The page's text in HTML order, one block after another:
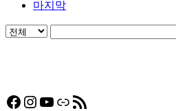
마지막
Facebook
Instagram
YouTube
링크RSS 피드